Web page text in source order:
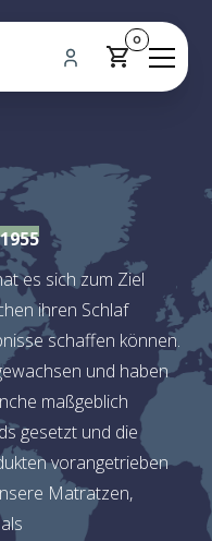
0
es sich zum Ziel
ihren Schlaf
schaffen können.
und haben
maßgeblich
gesetzt und die
vorangetrieben
Matratzen,